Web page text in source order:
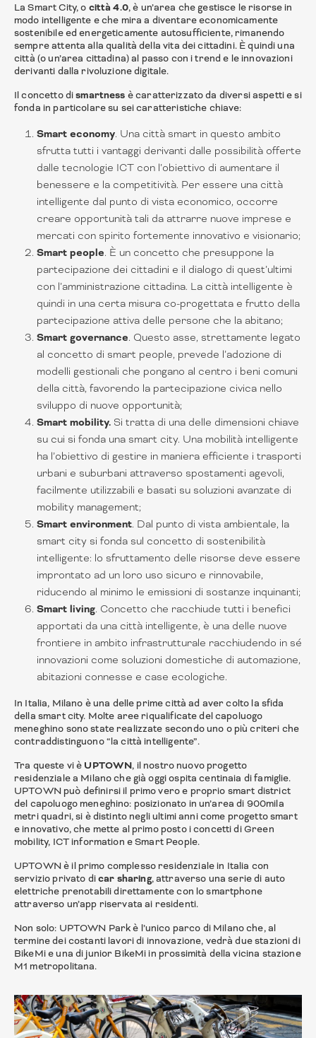
La Smart City, o città 4.0, è un’area che gestisce le risorse in
modo intelligente e che mira a diventare economicamente
sostenibile ed energeticamente autosufficiente, rimanendo
sempre attenta alla qualità della vita dei cittadini. È quindi una
città (o un’area cittadina) al passo con i trend e le innovazioni
derivanti dalla rivoluzione digitale.
Il concetto dismartness è caratterizzato da diversi aspetti e si
fonda in particolare su sei caratteristiche chiave:
Smart economy. Una città smart in questo ambito
sfrutta tutti i vantaggi derivanti dalle possibilità offerte
dalle tecnologie ICT con l’obiettivo di aumentare il
benessere e la competitività. Per essere una città
intelligente dal punto di vista economico, occorre
creare opportunità tali da attrarre nuove imprese e
mercati con spirito fortemente innovativo e visionario;
Smart people. È un concetto che presuppone la
partecipazione dei cittadini e il dialogo di quest’ultimi
con l’amministrazione cittadina. La città intelligente è
quindi in una certa misura co-progettata e frutto della
partecipazione attiva delle persone che la abitano;
Smart governance. Questo asse, strettamente legato
al concetto di smart people, prevede l’adozione di
modelli gestionali che pongano al centro i beni comuni
della città, favorendo la partecipazione civica nello
sviluppo di nuove opportunità;
Smart mobility. Si tratta di una delle dimensioni chiave
su cui si fonda una smart city. Una mobilità intelligente
ha l’obiettivo di gestire in maniera efficiente i trasporti
urbani e suburbani attraverso spostamenti agevoli,
facilmente utilizzabili e basati su soluzioni avanzate di
mobility management;
Smart environment. Dal punto di vista ambientale, la
smart city si fonda sul concetto di sostenibilità
intelligente: lo sfruttamento delle risorse deve essere
improntato ad un loro uso sicuro e rinnovabile,
riducendo al minimo le emissioni di sostanze inquinanti;
Smart living. Concetto che racchiude tutti i benefici
apportati da una città intelligente, è una delle nuove
frontiere in ambito infrastrutturale racchiudendo in sé
innovazioni come soluzioni domestiche di automazione,
abitazioni connesse e case ecologiche.
In Italia, Milano è una delle prime città ad aver colto la sfida
della smart city. Molte aree riqualificate del capoluogo
meneghino sono state realizzate secondo uno o più criteri che
contraddistinguono “la città intelligente”.
Tra queste vi è UPTOWN, il nostro nuovo progetto
residenziale a Milano che già oggi ospita centinaia di famiglie.
UPTOWN può definirsi il primo vero e proprio smart district
del capoluogo meneghino: posizionato in un’area di 900mila
metri quadri, si è distinto negli ultimi anni come progetto smart
e innovativo, che mette al primo posto i concetti di Green
mobility, ICT information e Smart People.
UPTOWN è il primo complesso residenziale in Italia con
servizio privato dicar sharing, attraverso una serie di auto
elettriche prenotabili direttamente con lo smartphone
attraverso un’app riservata ai residenti.
Non solo: UPTOWN Park è l’unico parco di Milano che, al
termine dei costanti lavori di innovazione, vedrà due stazioni di
BikeMi e una di junior BikeMi in prossimità della vicina stazione
M1 metropolitana.